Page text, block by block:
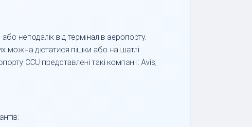
неподалік від терміналів аеропорту.
можна дістатися пішки або на шатлі.
CCU представлені такі компанії: Avis,